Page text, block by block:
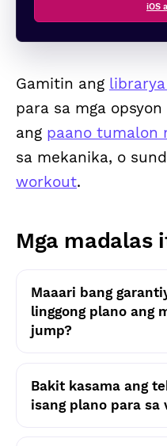
iOS
Gamitin ang
para sa mga
ang paano tumalon
sa mekanika, o
workout.
Mga madalas
Maaari bang
linggong plano ang
jump?
Bakit kasama ang
isang plano para